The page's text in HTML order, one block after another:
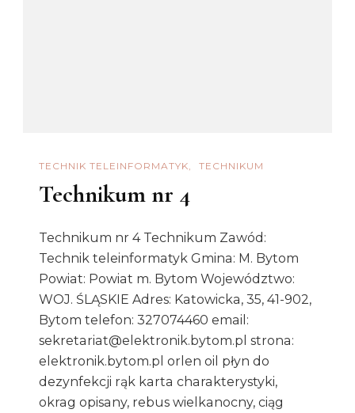
TECHNIK TELEINFORMATYK TECHNIKUM
Technikum nr 4
Technikum nr 4 Technikum Zawód:
Technik teleinformatyk Gmina: M. Bytom
Powiat: Powiat m. Bytom Województwo:
WOJ. ŚLĄSKIE Adres: Katowicka, 35, 41-902,
Bytom telefon: 327074460 email:
sekretariat@elektronik.bytom.pl strona:
elektronik.bytom.pl orlen oil płyn do
dezynfekcji rąk karta charakterystyki,
okrag opisany, rebus wielkanocny, ciąg